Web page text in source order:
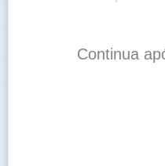
Continua